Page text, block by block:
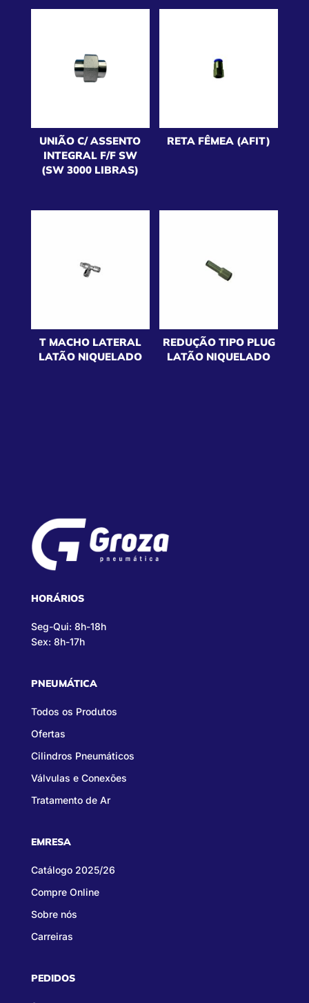
UNIÃO C/ ASSENTO
INTEGRAL F/F SW
(SW 3000 LIBRAS)
RETA FÊMEA (AFIT)
T MACHO LATERAL
LATÃO NIQUELADO
REDUÇÃO TIPO PLUG
LATÃO NIQUELADO
HORÁRIOS
Seg-Qui: 8h-18h
Sex: 8h-17h
PNEUMÁTICA
Todos os Produtos
Ofertas
Cilindros Pneumáticos
Válvulas e Conexões
Tratamento de Ar
EMRESA
Catálogo 2025/26
Compre Online
Sobre nós
Carreiras
PEDIDOS